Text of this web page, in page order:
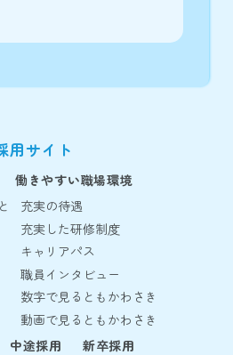
用サイト
働きやすい職場環境
充実の待遇
充実した研修制度
キャリアパス
職員インタビュー
数字で見るともかわさき
動画で見るともかわさき
中途採用
新卒採用